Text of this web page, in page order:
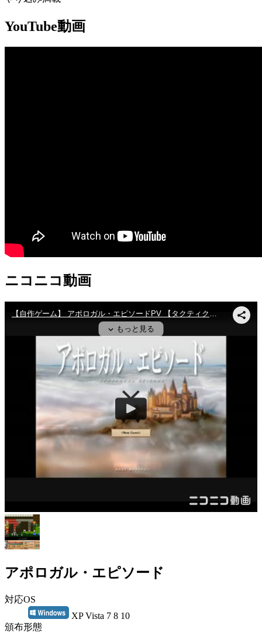
YouTube動画
ニコニコ動画
アポロガル・エピソード
対応OS
XP Vista 7 8 10
頒布形態